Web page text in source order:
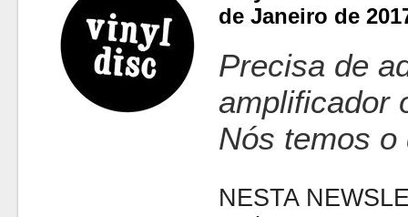
de Janeiro de
Precisa de
amplificador
Nós temos o
NESTA